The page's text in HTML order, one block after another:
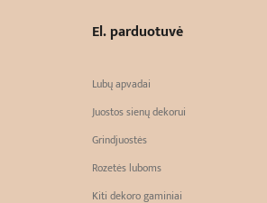
El. parduotuvė
Lubų apvadai
Juostos sienų dekorui
Grindjuostės
Rozetės luboms
Kiti dekoro gaminiai